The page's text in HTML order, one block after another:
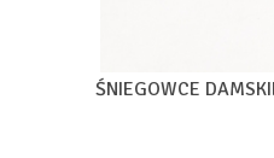
ŚNIEGOWCE